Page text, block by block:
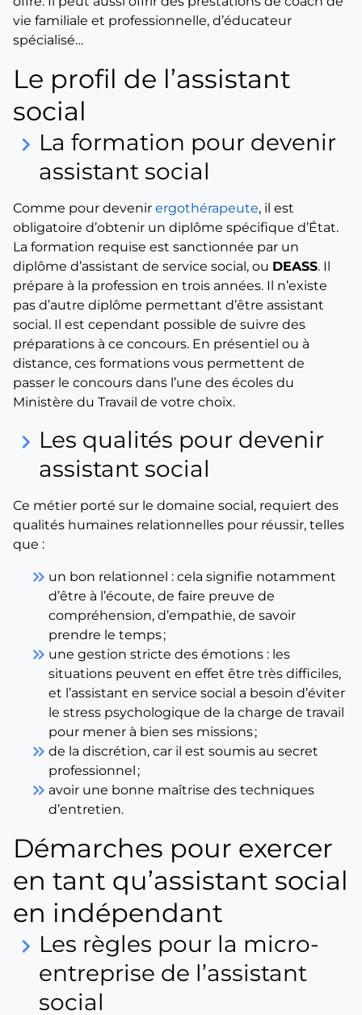
vie familiale et professionnelle, d’éducateur
spécialisé…
Le profil de l’assistant
social
keyboard_arrow_right La formation pour devenir
assistant social
Comme pour devenir ergothérapeute, il est
obligatoire d’obtenir un diplôme spécifique d’État.
La formation requise est sanctionnée par un
diplôme d’assistant de service social, ou DEASS. Il
prépare à la profession en trois années. Il n’existe
pas d’autre diplôme permettant d’être assistant
social. Il est cependant possible de suivre des
préparations à ce concours. En présentiel ou à
distance, ces formations vous permettent de
passer le concours dans l’une des écoles du
Ministère du Travail de votre choix.
keyboard_arrow_right Les qualités pour devenir
assistant social
Ce métier porté sur le domaine social, requiert des
qualités humaines relationnelles pour réussir, telles
que :
keyboard_double_arrow_right un bon relationnel : cela signifie notamment
d’être à l’écoute, de faire preuve de
compréhension, d’empathie, de savoir
prendre le temps ;
keyboard_double_arrow_right une gestion stricte des émotions : les
situations peuvent en effet être très difficiles,
et l’assistant en service social a besoin d’éviter
le stress psychologique de la charge de travail
pour mener à bien ses missions ;
keyboard_double_arrow_right de la discrétion, car il est soumis au secret
professionnel ;
keyboard_double_arrow_right avoir une bonne maîtrise des techniques
d’entretien.
Démarches pour exercer
en tant qu’assistant social
en indépendant
keyboard_arrow_right Les règles pour la micro-
entreprise de l’assistant
social